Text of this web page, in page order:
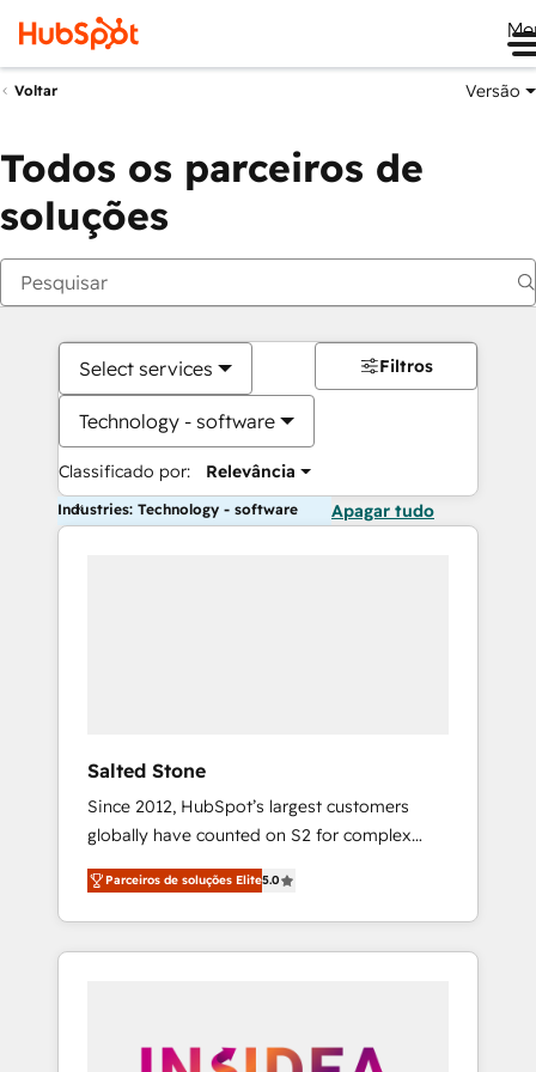
Voltar Versão
Todos os parceiros de
soluções
Select services
Technology - software
Classificado por: Relevância
Filtros
Industries: Technology - software Apagar tudo
Salted Stone
Since 2012, HubSpot’s largest customers
globally have counted on S2 for complex
migrations, change management, systems
integration, and creative solutions that
deliver measurable impact and transform
brand experiences As one of the few full-
globally regionalized HubSpot websites,
Parceiros de soluções Elite5.0